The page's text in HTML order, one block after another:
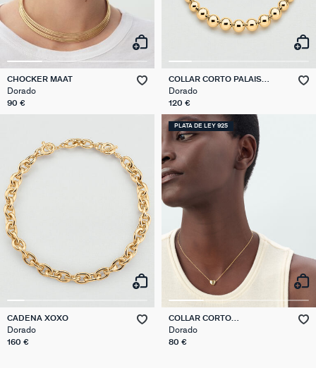
CHOCKER MAAT
Dorado
90 €
COLLAR CORTO PALAIS
ROYAL
Dorado
120 €
CADENA XOXO
Dorado
160 €
PLATA DE LEY 925
COLLAR CORTO
MONTMARTRE
Dorado
80 €